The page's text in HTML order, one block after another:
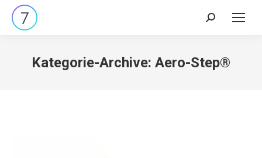
Search:
Kategorie-Archive: Aero-Step®